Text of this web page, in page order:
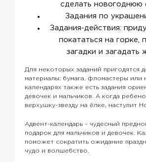
сделать новогоднюю
Задания по
Задания-действия:
покататься на горке,
загадки и загадать
Для некоторых заданий пригодятся
материалы: бумага, фломастеры или
календарях также есть задания
девочек и мальчиков. А когда
верхушку-звезду на ёлке, наступит
Адвент-календарь – чудесный
подарок для мальчиков и девочек.
поможет сократить ожидание
чудо и волшебство.